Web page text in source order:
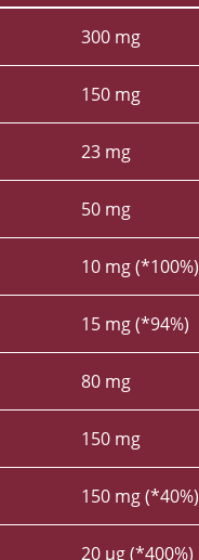
300 mg
150 mg
23 mg
50 mg
10 mg (*100%)
15 mg (*94%)
80 mg
150 mg
150 mg (*40%)
20 µg (*400%)